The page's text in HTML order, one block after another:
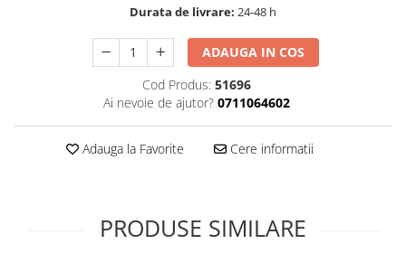
Supliment Vitamina C
Supliment Vitamina D3
Supliment Vitamina E
Tincturi si Gemoderivate
Tuse gat si respiratie
Durata de livrare: 24-48 h
ADAUGA IN COS
Cod Produs: 51696
Ai nevoie de ajutor? 0711064602
Adauga la Favorite Cere informatii
PRODUSE SIMILARE